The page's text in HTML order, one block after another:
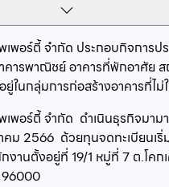
เพอร์ตี้ จำกัด ประกอบกิจการป
คารพาณิชย์ อาคารที่พักอาศัย
ยู่ในกลุ่มการก่อสร้างอาคารที่ไ
เพอร์ตี้ จำกัด ดำเนินธุรกิจมาม
คม 2566 ด้วยทุนจดทะเบียนเ
งานตั้งอยู่ที่ 19/1 หมู่ที่ 7 ต.โคก
96000